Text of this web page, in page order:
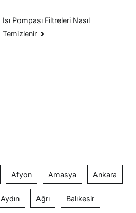
Isı Pompası Filtreleri Nasıl
Temizlenir
Afyon Amasya Ankara
Aydın Ağrı Balıkesir